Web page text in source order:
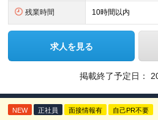
残業時間 10時間以内
求人を見る
掲載終了予定日：
NEW 正社員 面接情報有 自己PR不要